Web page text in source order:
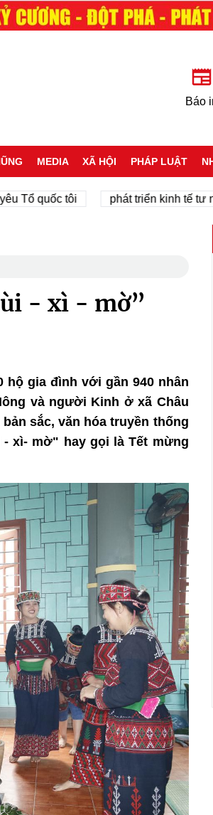
Báo
MEDIA XÃ HỘI PHÁP LUẬT
quốc tôi phát triển kinh tế tư nhân
- xì - mờ”
hộ gia đình với gần 940 nhân
và người Kinh ở xã Châu
sắc, văn hóa truyền thống
xì- mờ" hay gọi là Tết mừng